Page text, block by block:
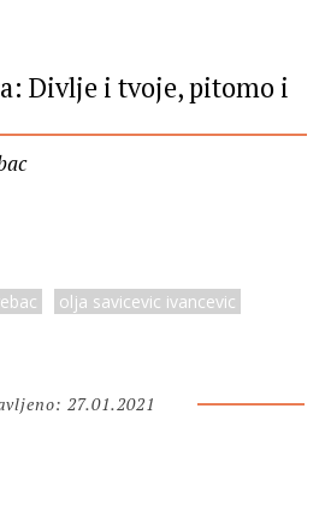
Divlje i tvoje, pitomo i
olja savicevic ivancevic
27.01.2021